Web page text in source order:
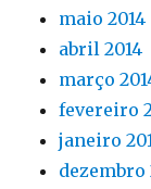
maio 2014
abril 2014
março
fevereiro
janeiro
dezembro